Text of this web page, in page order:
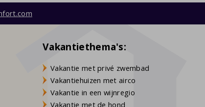
Vakantiethema's:
Vakantie met privé zwembad
Vakantiehuizen met airco
Vakantie in een wijnregio
Vakantie met de hond